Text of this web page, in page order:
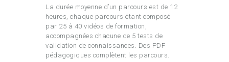
La durée moyenne d’un parcours est de 12
heures, chaque parcours étant composé
par 25 à 40 vidéos de formation,
accompagnées chacune de 5 tests de
validation de connaissances. Des PDF
pédagogiques complètent les parcours.